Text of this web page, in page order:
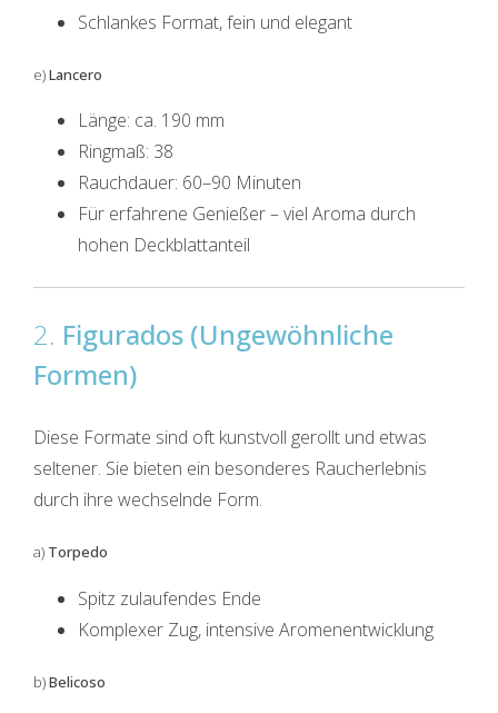
Schlankes Format, fein und elegant
e)Lancero
Länge: ca. 190 mm
Ringmaß: 38
Rauchdauer: 60–90 Minuten
Für erfahrene Genießer – viel Aroma durch
hohen Deckblattanteil
2. Figurados (Ungewöhnliche
Formen)
Diese Formate sind oft kunstvoll gerollt und etwas
seltener. Sie bieten ein besonderes Raucherlebnis
durch ihre wechselnde Form.
a) Torpedo
Spitz zulaufendes Ende
Komplexer Zug, intensive Aromenentwicklung
b)Belicoso